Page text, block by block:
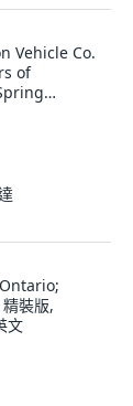
Vehicle Co.
of
, Legare
裝版,
文